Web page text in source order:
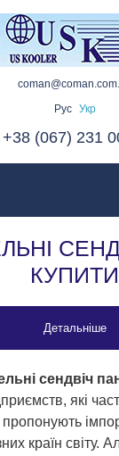
Рус
Укр
+38 (067) 231
КУПИТИ
Детальніше
сендвіч
які
країн світу.